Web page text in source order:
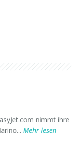
nimmt ihre
Mehr lesen